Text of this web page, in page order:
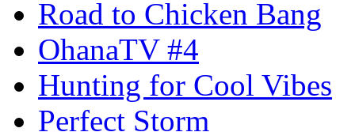
Road to Chicken Bang
OhanaTV #4
Hunting for Cool Vibes
Perfect Storm